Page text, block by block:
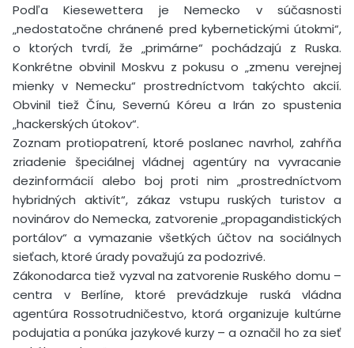
Podľa Kiesewettera je Nemecko v súčasnosti
„nedostatočne chránené pred kybernetickými útokmi“,
o ktorých tvrdí, že „primárne“ pochádzajú z Ruska.
Konkrétne obvinil Moskvu z pokusu o „zmenu verejnej
mienky v Nemecku“ prostredníctvom takýchto akcií.
Obvinil tiež Čínu, Severnú Kóreu a Irán zo spustenia
„hackerských útokov“.
Zoznam protiopatrení, ktoré poslanec navrhol, zahŕňa
zriadenie špeciálnej vládnej agentúry na vyvracanie
dezinformácií alebo boj proti nim „prostredníctvom
hybridných aktivít“, zákaz vstupu ruských turistov a
novinárov do Nemecka, zatvorenie „propagandistických
portálov“ a vymazanie všetkých účtov na sociálnych
sieťach, ktoré úrady považujú za podozrivé.
Zákonodarca tiež vyzval na zatvorenie Ruského domu –
centra v Berlíne, ktoré prevádzkuje ruská vládna
agentúra Rossotrudničestvo, ktorá organizuje kultúrne
podujatia a ponúka jazykové kurzy – a označil ho za sieť